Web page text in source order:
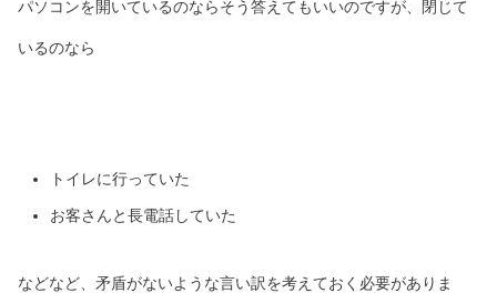
パソコンを開いているのならそう答えてもいいのですが、閉じて
いるのなら
トイレに行っていた
お客さんと長電話していた
などなど、矛盾がないような言い訳を考えておく必要がありま